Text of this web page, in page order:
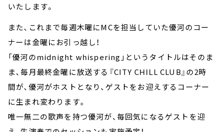
いたします。
また、これまで毎週木曜にMCを担当していた優河のコー
ナーは金曜にお引っ越し！
「優河のmidnight whispering」というタイトルはそのま
ま、毎月最終金曜に放送する『CITY CHILL CLUB』の2時
間が、優河がホストとなり、ゲストをお迎えするコーナー
に生まれ変わります。
唯一無二の歌声を持つ優河が、毎回気になるゲストを迎